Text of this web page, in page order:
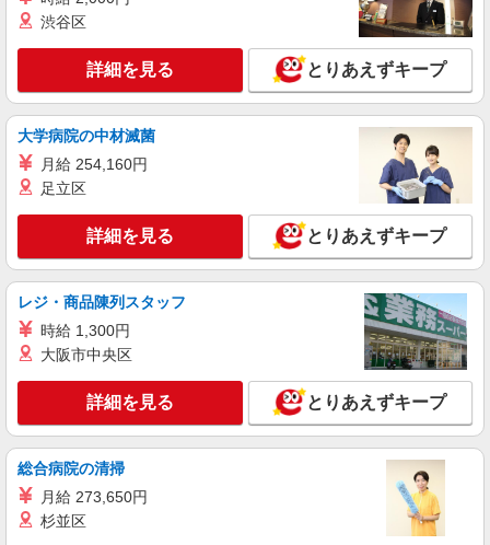
渋谷区
詳細を見る とりあえずキープ
大学病院の中材滅菌
月給 254,160円
足立区
詳細を見る とりあえずキープ
レジ・商品陳列スタッフ
時給 1,300円
大阪市中央区
詳細を見る とりあえずキープ
総合病院の清掃
月給 273,650円
杉並区